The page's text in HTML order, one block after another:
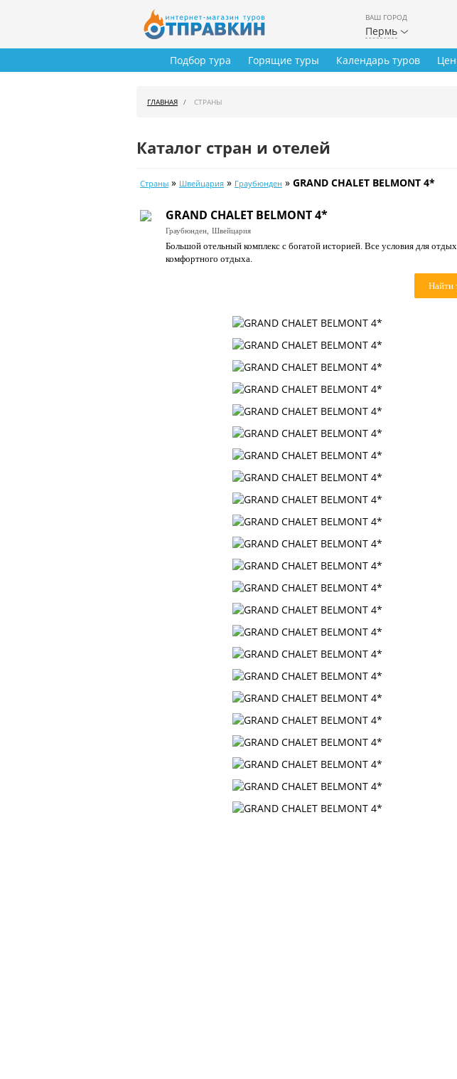
ВАШ ГОРОД
Пермь
Подбор тура Горящие туры Календарь туров
ГЛАВНАЯ СТРАНЫ
Каталог стран и отелей
Страны » Швейцария » Граубюнден » GRAND CHALET BELMONT 4*
GRAND CHALET BELMONT 4*
Граубюнден, Швейцария
Большой отельный комплекс с богатой историей. Все условия для
комфортного отдыха.
Найти